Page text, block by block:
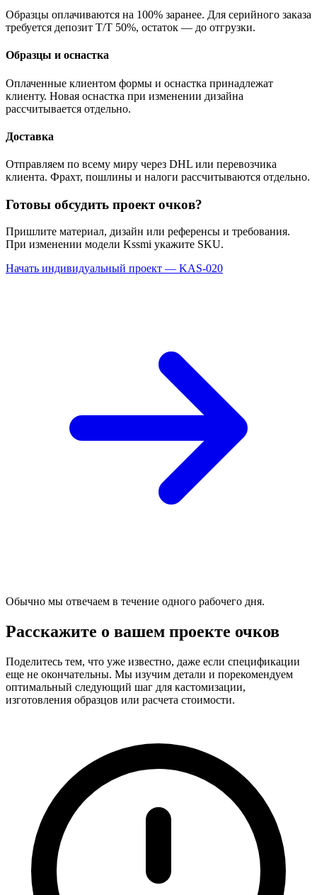
Образцы оплачиваются на 100% заранее. Для серийного заказа
требуется депозит T/T 50%, остаток — до отгрузки.
Образцы и оснастка
Оплаченные клиентом формы и оснастка принадлежат
клиенту. Новая оснастка при изменении дизайна
рассчитывается отдельно.
Доставка
Отправляем по всему миру через DHL или перевозчика
клиента. Фрахт, пошлины и налоги рассчитываются отдельно.
Готовы обсудить проект очков?
Пришлите материал, дизайн или референсы и требования.
При изменении модели Kssmi укажите SKU.
Начать индивидуальный проект — KAS-020
Обычно мы отвечаем в течение одного рабочего дня.
Расскажите о вашем проекте очков
Поделитесь тем, что уже известно, даже если спецификации
еще не окончательны. Мы изучим детали и порекомендуем
оптимальный следующий шаг для кастомизации,
изготовления образцов или расчета стоимости.